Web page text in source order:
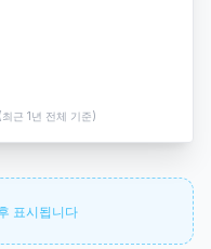
(최근 1년 전체 기준)
표시됩니다